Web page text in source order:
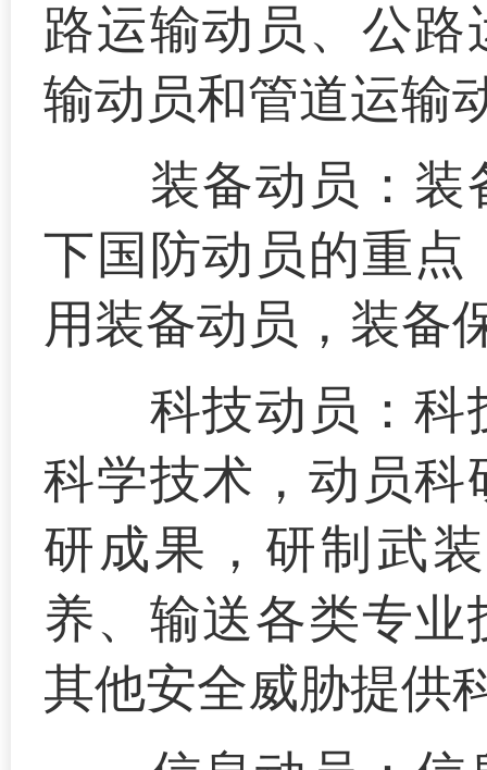
路运输动员、公
输动员和管道运输
装备动员： 装
下国防动员的重
用装备动员，装备
科技动员：科
科学技术，动员
研成果，研制武
养、输送各类专
其他安全威胁提供